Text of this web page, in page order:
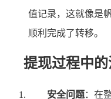
值记录，这就像是
顺利完成了转移。
提现过程中
安全问题：在